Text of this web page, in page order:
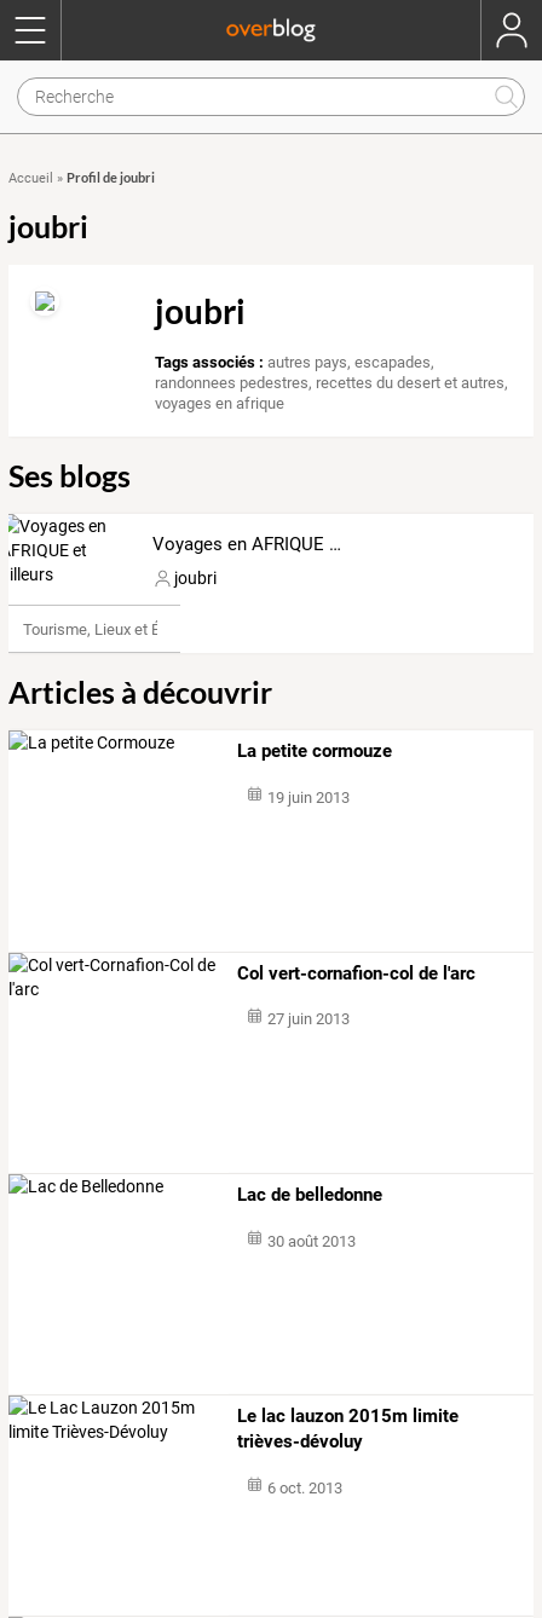
Accueil » Profil de joubri
joubri
joubri
Tags associés : autres pays,escapades,
randonnees pedestres, recettes du desert et autres,
voyages en afrique
Ses blogs
Voyages en AFRIQUE et ailleurs
joubri
Tourisme, Lieux et Événements
Articles à découvrir
La petite cormouze
19 juin 2013
Col vert-cornafion-col de l'arc
27 juin 2013
Lac de belledonne
30 août 2013
Le lac lauzon 2015m limite
trièves-dévoluy
6 oct. 2013